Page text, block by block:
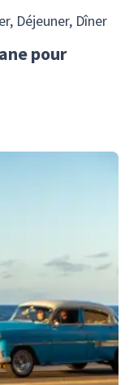
Déjeuner, Dîner
pour